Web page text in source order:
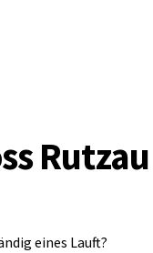
Rutzau
eines Lauft?